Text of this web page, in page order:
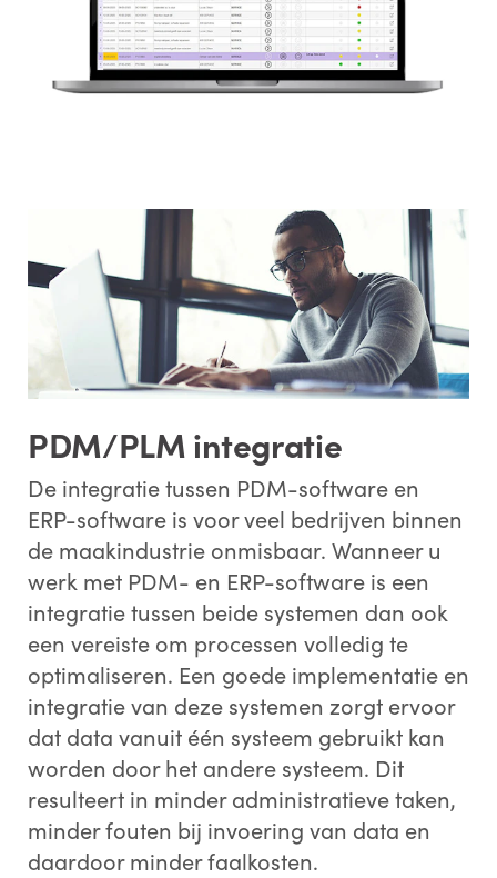
PDM/PLM integratie
De integratie tussen PDM-software en
ERP-software is voor veel bedrijven binnen
de maakindustrie onmisbaar. Wanneer u
werk met PDM- en ERP-software is een
integratie tussen beide systemen dan ook
een vereiste om processen volledig te
optimaliseren. Een goede implementatie en
integratie van deze systemen zorgt ervoor
dat data vanuit één systeem gebruikt kan
worden door het andere systeem. Dit
resulteert in minder administratieve taken,
minder fouten bij invoering van data en
daardoor minder faalkosten.